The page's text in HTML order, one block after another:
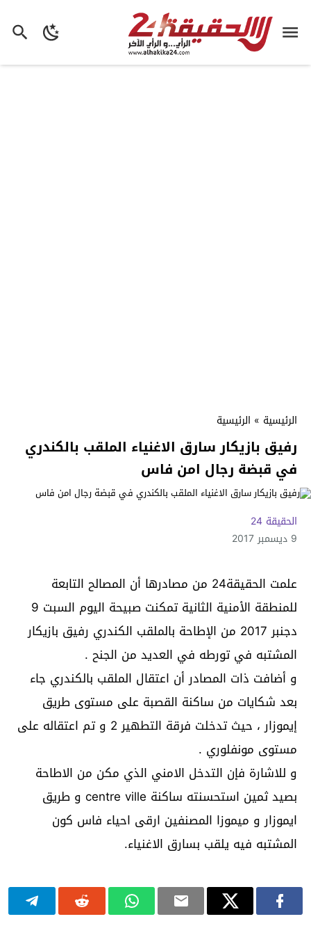
الرئيسية » الرئيسية
رفيق بازيكار سارق الاغنياء الملقب بالكندري
في قبضة رجال امن فاس
الحقيقة 24
9 ديسمبر 2017
علمت الحقيقة24 من مصادرها أن المصالح التابعة
للمنطقة الأمنية الثانية تمكنت صبيحة اليوم السبت 9
دجنبر 2017 من الإطاحة بالملقب الكندري رفيق بازيكار
المشتبه في تورطه في العديد من الجنح .
و أضافت ذات المصادر أن اعتقال الملقب بالكندري جاء
بعد شكايات من ساكنة القصبة على مستوى طريق
إيموزار ، حيث تدخلت فرقة التطهير 2 و تم اعتقاله على
مستوى مونفلوري .
و للاشارة فإن التدخل الامني الذي مكن من الاطاحة
بصيد ثمين استحسنته ساكنة centre ville و طريق
ايموزار و ميموزا المصنفين ارقى احياء فاس كون
المشتبه فيه يلقب بسارق الاغنياء.